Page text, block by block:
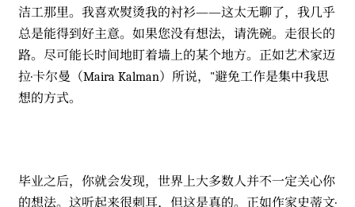
洁工那里。我喜欢熨烫我的衬衫——这太无聊了，我几乎
总是能得到好主意。如果您没有想法，请洗碗。走很长的
路。尽可能长时间地盯着墙上的某个地方。正如艺术家迈
拉·卡尔曼（Maira Kalman）所说，"避免工作是集中我思
想的方式。
毕业之后，你就会发现，世界上大多数人并不一定关心你
的想法。这听起来很刺耳，但这是真的。正如作家史蒂文·